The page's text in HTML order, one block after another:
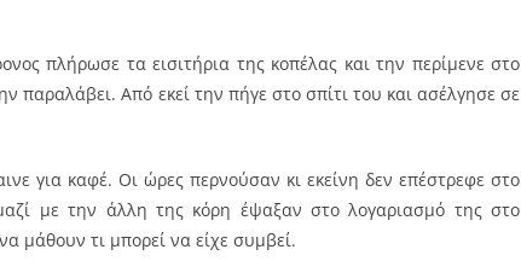
πλήρωσε τα εισιτήρια της κοπέλας και την περίμενε στο
παραλάβει. Από εκεί την πήγε στο σπίτι του και ασέλγησε σε
για καφέ. Οι ώρες περνούσαν κι εκείνη δεν επέστρεφε στο
με την άλλη της κόρη έψαξαν στο λογαριασμό της στο
μάθουν τι μπορεί να είχε συμβεί.